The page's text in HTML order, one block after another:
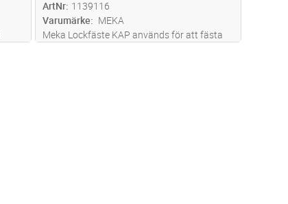
ArtNr 1139116
Varumärke
MEKA
Meka Lockfäste KAP används för att fästa